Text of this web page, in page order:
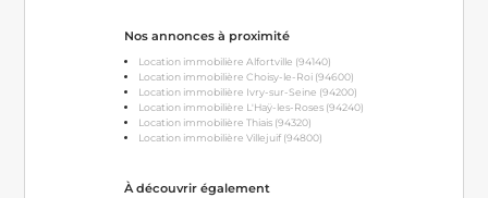
Nos annonces à proximité
Location immobilière Alfortville (94140)
Location immobilière Choisy-le-Roi (94600)
Location immobilière Ivry-sur-Seine (94200)
Location immobilière L'Haÿ-les-Roses (94240)
Location immobilière Thiais (94320)
Location immobilière Villejuif (94800)
À découvrir également